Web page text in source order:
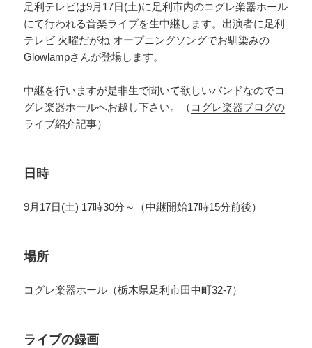
足利テレビは9月17日(土)に足利市内のコグレ楽器ホール
にて行われる音楽ライブを生中継します。出演者に足利
テレビ 火曜だがね オープニングソングでお馴染みの
Glowlampさんが登場します。
中継を行いますが是非生で聞いて欲しいバンドなのでコ
グレ楽器ホールへお越し下さい。（ コグレ楽器ブログの
ライブ紹介記事）
日時
9月17日(土) 17時30分～（中継開始17時15分前後）
場所
コグレ楽器ホール （栃木県足利市田中町32-7）
ライブの録画